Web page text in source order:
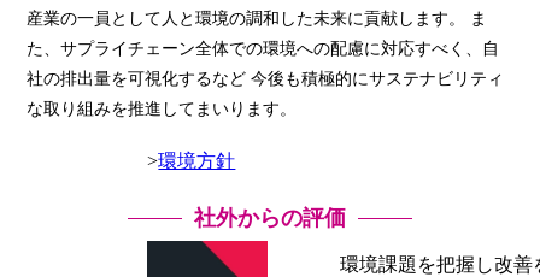
産業の一員として人と環境の調和した未来に貢献します。 ま
た、サプライチェーン全体での環境への配慮に対応すべく、自
社の排出量を可視化するなど 今後も積極的にサステナビリティ
な取り組みを推進してまいります。
環境方針
社外からの評価
環境課題を把握し改善